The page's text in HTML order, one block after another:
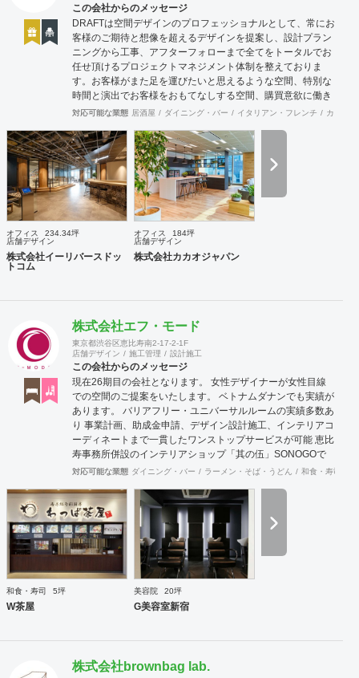
この会社からのメッセージ
DRAFTは空間デザインのプロフェッショナルとして、常にお
客様のご期待と想像を超えるデザインを提案し、設計プラン
ニングから工事、アフターフォローまで全てをトータルでお
任せ頂けるプロジェクトマネジメント体制を整えておりま
す。お客様がまた足を運びたいと思えるような空間、特別な
時間と演出でお客様をおもてなしする空間、購買意欲に働き
かけるレイアウトとVMD、ブランド力を高める空間演出な
持っております。 ご希望されるイメージ、コストに関する不
安要素、 新規オープン、移転・改装に関するスケジュール、
ほか不明点など、まずはお気軽にお問い合わせください。
対応可能な業態 居酒屋 ダイニング・バー イタリアン・フレンチ カフェ
オフィス
234.34坪
店舗デザイン
株式会社イーリバースドッ
トコム
オフィス
184坪
店舗デザイン
株式会社カカオジャパン
株式会社エフ・モード
東京都渋谷区恵比寿南2-17-2-1F
店舗デザイン
施工管理 設計施工
この会社からのメッセージ
現在26期目の会社となります。 女性デザイナーが女性目線
での空間のご提案をいたします。 ベトナムダナンでも実績が
あります。 バリアフリー・ユニバーサルルームの実績多数あ
り 事業計画、助成金申請、デザイン設計施工、インテリアコ
ーディネートまで一貫したワンストップサービスが可能 恵比
寿事務所併設のインテリアショップ「其の伍」SONOGOで
はオリジナル家具をはじめアンティーク骨董家具の販売もし
対応可能な業態 ダイニング・バー ラーメン・そば・うどん 和食・寿司
和食・寿司 5坪
W茶屋
美容院 20坪
G美容室新宿
株式会社brownbag lab.